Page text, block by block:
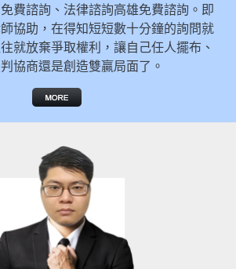
費諮詢、法律諮詢高雄免費諮詢。即
協助，在得知短短數十分鐘的詢問就
就放棄爭取權利，讓自己任人擺布、
協商還是創造雙贏局面了。